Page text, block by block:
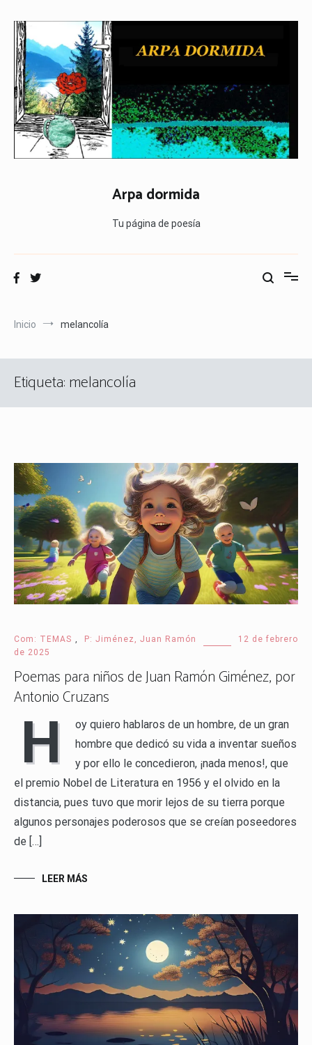
contenido
Arpa dormida
Tu página de poesía
Inicio melancolía
Etiqueta:melancolía
Com: TEMAS , P: Jiménez, Juan Ramón
12 de febrero
de 2025
Poemas para niños de Juan Ramón Giménez, por
Antonio Cruzans
H
oy quiero hablaros de un hombre, de un gran
hombre que dedicó su vida a inventar sueños
y por ello le concedieron, ¡nada menos!, que
el premio Nobel de Literatura en 1956 y el olvido en la
distancia, pues tuvo que morir lejos de su tierra porque
algunos personajes poderosos que se creían poseedores
de […]
LEER MÁS